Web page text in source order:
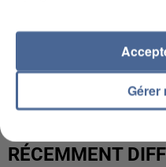
L’UN DES
MAFIA INTERPELLÉ
RÉCEMMENT
Gérer